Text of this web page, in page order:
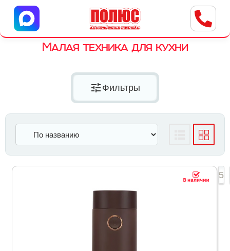
Центр бытовой техники
г. Ульяновск, ул. Пушкарева, 8a
Малая техника для кухни
tune Фильтры
3 5